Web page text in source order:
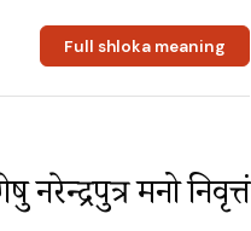
Full shloka meaning
नरेन्द्रपुत्र मनो निवृत्तं